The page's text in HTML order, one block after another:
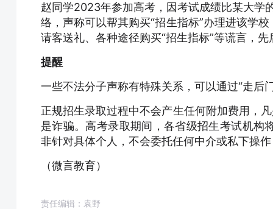
赵同学2023年参加高考，因考试成绩比某大学
络，声称可以帮其购买“招生指标”办理进该学
请客送礼、各种途径购买“招生指标”等谎言，
提醒
一些不法分子声称有特殊关系，可以通过“走后
正规招生录取过程中不会产生任何附加费用，
是诈骗。高考录取期间，各省级招生考试机构
非针对具体个人，不会委托任何中介或私下操
（微言教育）
责任编辑：袁野